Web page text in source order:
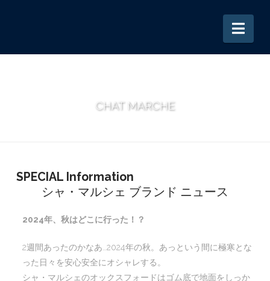
CHAT MARCHE
SPECIAL Information
シャ・マルシェ ブランド ニュース
2024年、秋はどこに行った！？
2週間あったのかなあ…2024年の秋。あっという間に極寒とな
った日々を安心安全にオシャレする。
シャ・マルシェのオックスフォードはゴム底で地面をしっか